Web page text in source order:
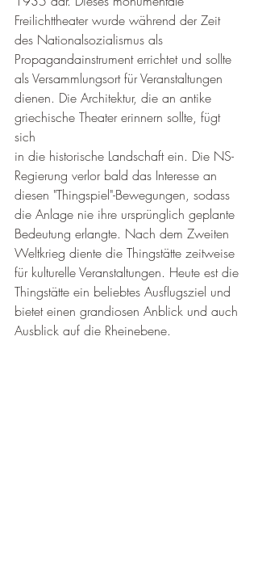
Freilichttheater wurde während der Zeit
des Nationalsozialismus als
Propagandainstrument errichtet und sollte
als Versammlungsort für Veranstaltungen
dienen. Die Architektur, die an antike
griechische Theater erinnern sollte, fügt
sich
in die historische Landschaft ein. Die NS-
Regierung verlor bald das Interesse an
diesen "Thingspiel"-Bewegungen, sodass
die Anlage nie ihre ursprünglich geplante
Bedeutung erlangte. Nach dem Zweiten
Weltkrieg diente die Thingstätte zeitweise
für kulturelle Veranstaltungen. Heute est die
Thingstätte ein beliebtes Ausflugsziel und
bietet einen grandiosen Anblick und auch
Ausblick auf die Rheinebene.